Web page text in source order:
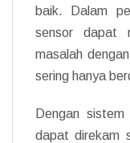
baik. Dalam
sensor dapat
masalah
sering hanya
Dengan
dapat direkam